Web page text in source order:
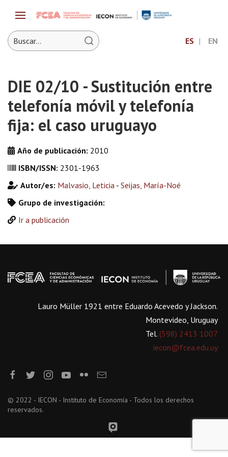
ES EN
DIE 02/10 - Sustitución entre
telefonía móvil y telefonía
fija: el caso uruguayo
Año de publicación: 2010
ISBN/ISSN: 2301-1963
Autor/es: Malvasio, Leticia - Seijas, María-Noé
Grupo de investigación:
Ir a publicación
Lauro Müller 1921 entre Eduardo Acevedo y Jackson.
Montevideo, Uruguay
Tel. (598) 2413 1007
iecon@fcea.edu.uy
© 2022 - IECON - Instituto de Economía - Todos los derechos
reservados.